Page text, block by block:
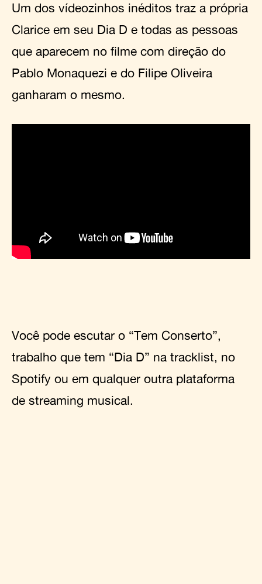
Um dos vídeozinhos inéditos traz a própria
Clarice em seu Dia D e todas as pessoas
que aparecem no filme com direção do
Pablo Monaquezi e do Filipe Oliveira
ganharam o mesmo.
Você pode escutar o “Tem Conserto”,
trabalho que tem “Dia D” na tracklist, no
Spotify ou em qualquer outra plataforma
de streaming musical.